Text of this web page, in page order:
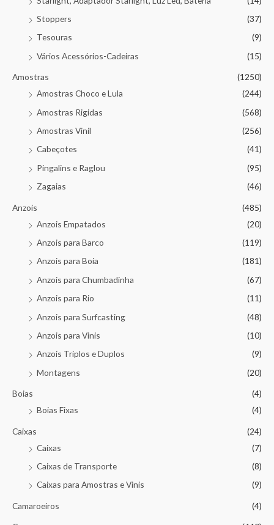
Stoppers
(37)
Tesouras
(9)
Vários Acessórios-Cadeiras
(15)
Amostras
(1250)
Amostras Choco e Lula
(244)
Amostras Rigidas
(568)
Amostras Vinil
(256)
Cabeçotes
(41)
Pingalins e Raglou
(95)
Zagaias
(46)
Anzois
(485)
Anzois Empatados
(20)
Anzois para Barco
(119)
Anzois para Boia
(181)
Anzois para Chumbadinha
(67)
Anzois para Rio
(11)
Anzois para Surfcasting
(48)
Anzois para Vinis
(10)
Anzois Triplos e Duplos
(9)
Montagens
(20)
Boias
(4)
Boias Fixas
(4)
Caixas
(24)
Caixas
(7)
Caixas de Transporte
(8)
Caixas para Amostras e Vinis
(9)
Camaroeiros (4)